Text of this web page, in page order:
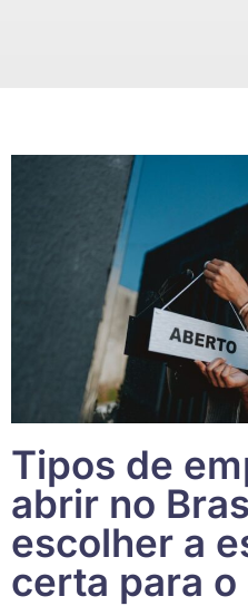
Tipos de
abrir no
escolher a
certa para